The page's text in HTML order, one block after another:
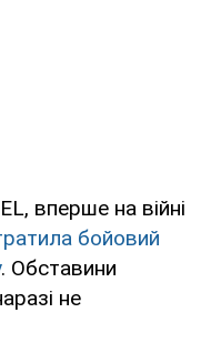
вперше на війні
бойовий
. Обставини
не